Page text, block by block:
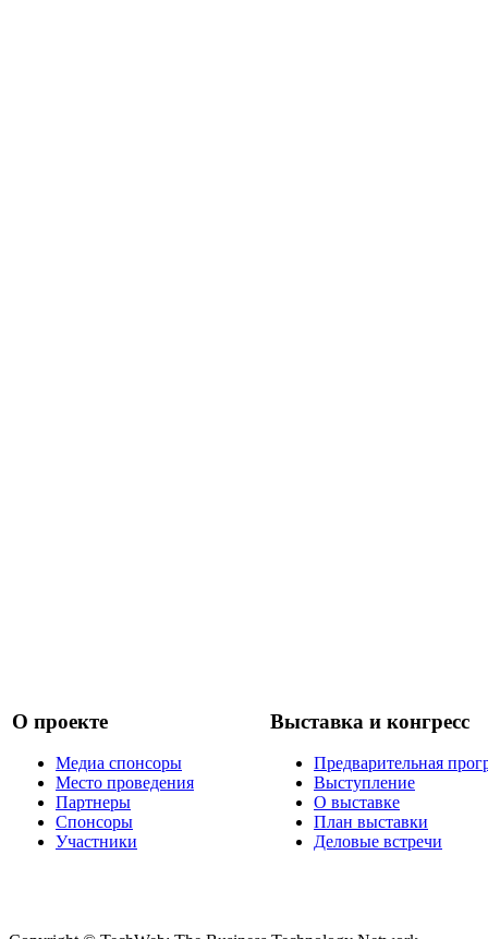
О проекте
Медиа спонсоры
Место проведения
Партнеры
Спонсоры
Участники
Выставка и конгресс
Предварительная
Выступление
О выставке
План выставки
Деловые встречи